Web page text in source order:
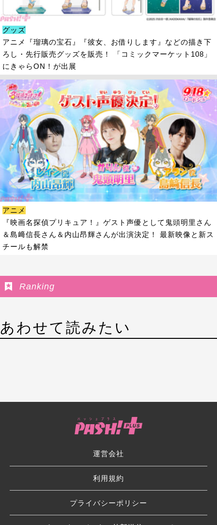
グッズ
アニメ『瑠璃の宝石』『彼女、お借りします』などの描き下
ろし・先行販売グッズを販売！ 「コミックマーケット108」
にきゃらON！が出展
アニメ
『映画名探偵プリキュア！』ゲスト声優として鬼頭明里さん
＆島﨑信長さん＆内山昂輝さんが出演決定！ 最新映像と新ス
チールも解禁
Ranking
あわせて読みたい
運営会社
利用規約
プライバシーポリシー